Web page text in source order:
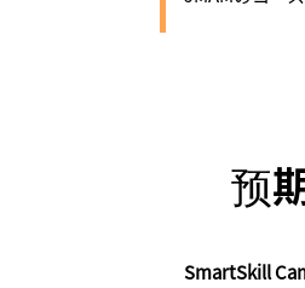
预
SmartSkill